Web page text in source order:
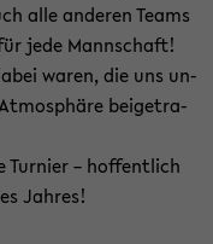
alle an­de­ren Teams
jede Mann­schaft!
waren, die uns un­
bei­getra­
Tur­nier – hof­fent­lich
Jah­res!